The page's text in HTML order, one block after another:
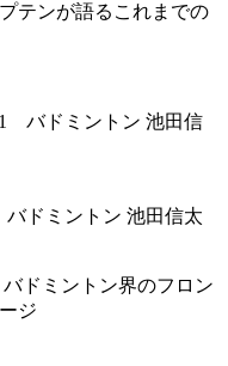
テンが語るこれまでの
ドミントン 池田信太
ドミントン界のフロン
ジ